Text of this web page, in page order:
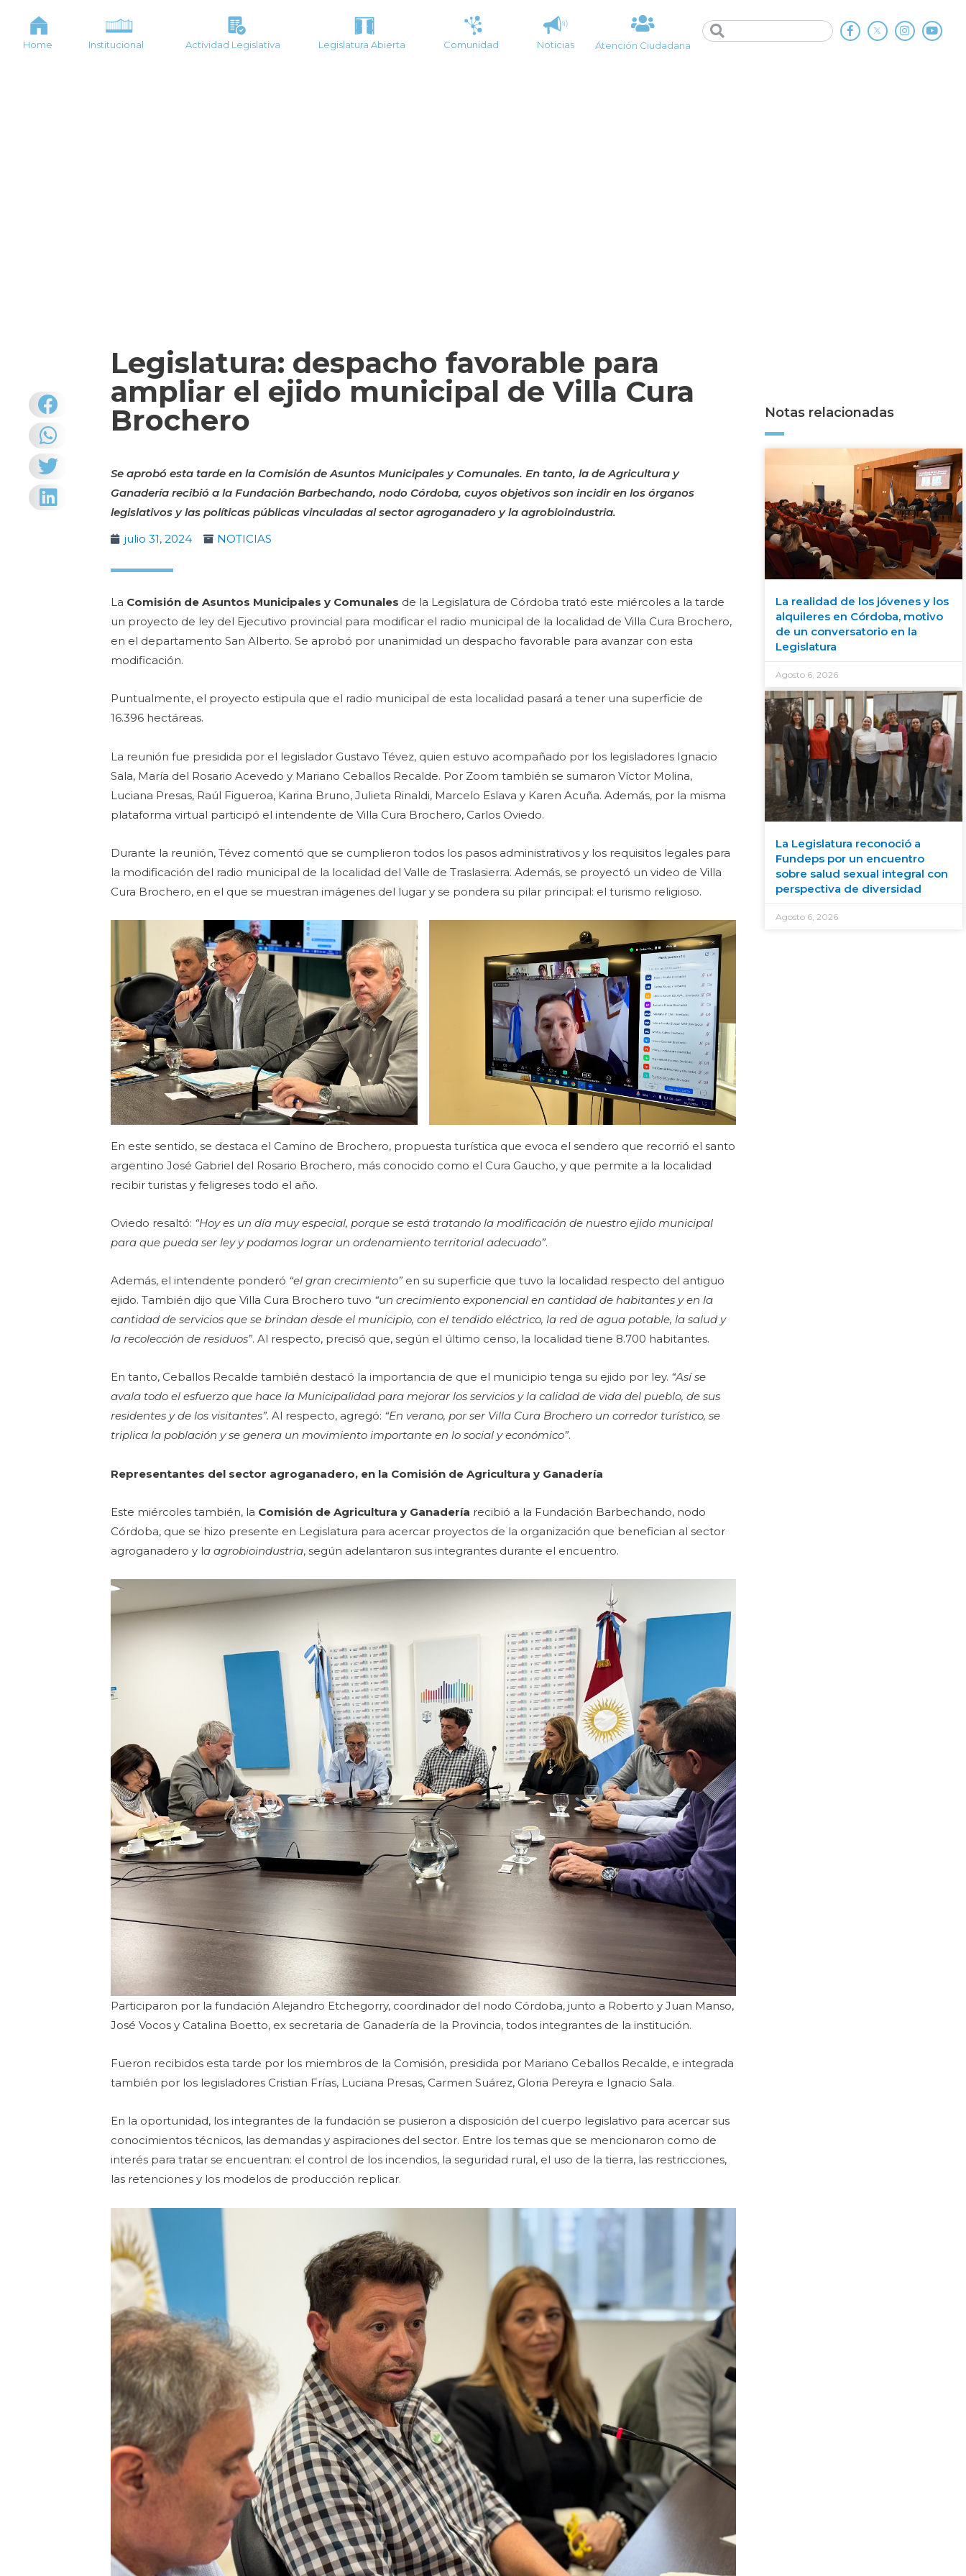
Home Institucional Actividad Legislativa Legislatura Abierta Comunidad Noticias Atención Ciudadana
Legislatura: despacho favorable para
ampliar el ejido municipal de Villa Cura
Brochero
Se aprobó esta tarde en la Comisión de Asuntos Municipales y Comunales. En tanto, la de Agricultura y
Ganadería recibió a la Fundación Barbechando, nodo Córdoba, cuyos objetivos son incidir en los órganos
legislativos y las políticas públicas vinculadas al sector agroganadero y la agrobioindustria.
julio 31, 2024
NOTICIAS
La Comisión de Asuntos Municipales y Comunales de la Legislatura de Córdoba trató este miércoles a la tarde
un proyecto de ley del Ejecutivo provincial para modificar el radio municipal de la localidad de Villa Cura Brochero,
en el departamento San Alberto. Se aprobó por unanimidad un despacho favorable para avanzar con esta
modificación.
Puntualmente, el proyecto estipula que el radio municipal de esta localidad pasará a tener una superficie de
16.396 hectáreas.
La reunión fue presidida por el legislador Gustavo Tévez, quien estuvo acompañado por los legisladores Ignacio
Sala, María del Rosario Acevedo y Mariano Ceballos Recalde. Por Zoom también se sumaron Víctor Molina,
Luciana Presas, Raúl Figueroa, Karina Bruno, Julieta Rinaldi, Marcelo Eslava y Karen Acuña. Además, por la misma
plataforma virtual participó el intendente de Villa Cura Brochero, Carlos Oviedo.
Durante la reunión, Tévez comentó que se cumplieron todos los pasos administrativos y los requisitos legales para
la modificación del radio municipal de la localidad del Valle de Traslasierra. Además, se proyectó un video de Villa
Cura Brochero, en el que se muestran imágenes del lugar y se pondera su pilar principal: el turismo religioso.
En este sentido, se destaca el Camino de Brochero, propuesta turística que evoca el sendero que recorrió el santo
argentino José Gabriel del Rosario Brochero, más conocido como el Cura Gaucho, y que permite a la localidad
recibir turistas y feligreses todo el año.
Oviedo resaltó: “Hoy es un día muy especial, porque se está tratando la modificación de nuestro ejido municipal
para que pueda ser ley y podamos lograr un ordenamiento territorial adecuado”.
Además, el intendente ponderó “el gran crecimiento” en su superficie que tuvo la localidad respecto del antiguo
ejido. También dijo que Villa Cura Brochero tuvo “un crecimiento exponencial en cantidad de habitantes y en la
cantidad de servicios que se brindan desde el municipio, con el tendido eléctrico, la red de agua potable, la salud y
la recolección de residuos”. Al respecto, precisó que, según el último censo, la localidad tiene 8.700 habitantes.
En tanto, Ceballos Recalde también destacó la importancia de que el municipio tenga su ejido por ley. “Así se
avala todo el esfuerzo que hace la Municipalidad para mejorar los servicios y la calidad de vida del pueblo, de sus
residentes y de los visitantes”.Al respecto, agregó: “En verano, por ser Villa Cura Brochero un corredor turístico, se
triplica la población y se genera un movimiento importante en lo social y económico”.
Representantes del sector agroganadero, en la Comisión de Agricultura y Ganadería
Este miércoles también, la Comisión de Agricultura y Ganadería recibió a la Fundación Barbechando, nodo
Córdoba, que se hizo presente en Legislatura para acercar proyectos de la organización que benefician al sector
agroganadero y la agrobioindustria, según adelantaron sus integrantes durante el encuentro.
Participaron por la fundación Alejandro Etchegorry, coordinador del nodo Córdoba, junto a Roberto y Juan Manso,
José Vocos y Catalina Boetto, ex secretaria de Ganadería de la Provincia, todos integrantes de la institución.
Fueron recibidos esta tarde por los miembros de la Comisión, presidida por Mariano Ceballos Recalde, e integrada
también por los legisladores Cristian Frías, Luciana Presas, Carmen Suárez, Gloria Pereyra e Ignacio Sala.
En la oportunidad, los integrantes de la fundación se pusieron a disposición del cuerpo legislativo para acercar sus
conocimientos técnicos, las demandas y aspiraciones del sector. Entre los temas que se mencionaron como de
interés para tratar se encuentran: el control de los incendios, la seguridad rural, el uso de la tierra, las restricciones,
las retenciones y los modelos de producción replicar.
Notas relacionadas
La realidad de los jóvenes y los
alquileres en Córdoba, motivo
de un conversatorio en la
Legislatura
Agosto 6, 2026
La Legislatura reconoció a
Fundeps por un encuentro
sobre salud sexual integral con
perspectiva de diversidad
Agosto 6, 2026